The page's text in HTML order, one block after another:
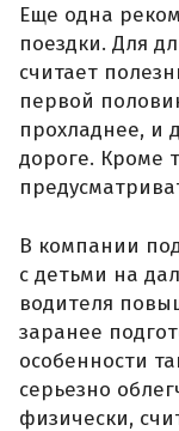
Еще одна
поездки. Для
считает
первой
прохладнее, и
дороге. Кроме
В компании
с детьми на
водителя
заранее
особенности
серьезно
физически,